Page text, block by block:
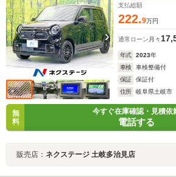
支払総額
222.9万円
通常ローン 月々
年式 2023年
車検
車検整備付
保証
保証付
住所
岐阜県土岐市
無
料
今すぐ在庫確認・見積依
電話する
販売店： ネクステージ 土岐多治見店